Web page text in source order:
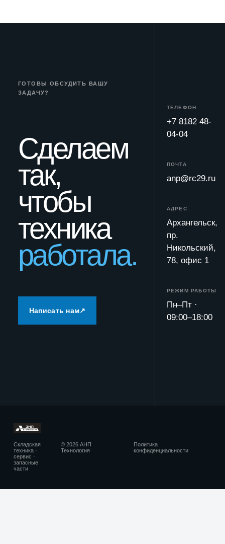
ГОТОВЫ ОБСУДИТЬ ВАШУ
ЗАДАЧУ?
Сделаем
так,
чтобы
техника
работала.
Написать нам↗
ТЕЛЕФОН
+7 8182 48-
04-04
ПОЧТА
anp@rc29.ru
АДРЕС
Архангельск,
пр.
Никольский,
78, офис 1
РЕЖИМ РАБОТЫ
Пн–Пт ·
09:00–18:00
Складская
техника ·
сервис ·
запасные
части
© 2026 АНП
Технология
Политика
конфиденциальности